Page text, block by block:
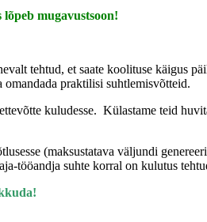
mugavustsoon!
tehtud, et saate koolituse käigus
omandada praktilisi suhtlemisvõtteid.
kuludesse. Külastame teid
(maksustatava väljundi
tööandja suhte korral on kulutus